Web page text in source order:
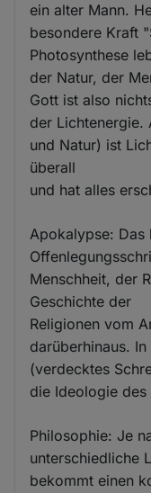
ein alter Mann.
besondere Kraft
Photosynthese
der Natur, der
Gott ist also
der Lichtenergie.
und Natur) ist
überall
und hat alles
Apokalypse: Das
Menschheit, der
Geschichte der
Religionen vom
darüberhinaus.
(verdecktes
die Ideologie des
Philosophie: Je
unterschiedliche
bekommt einen